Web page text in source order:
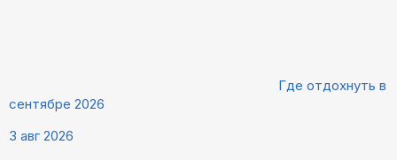
Где отдохнуть в
сентябре 2026
3 авг 2026